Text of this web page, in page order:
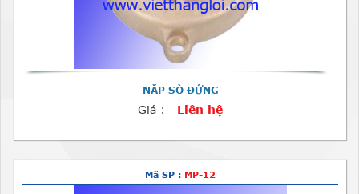
NẮP SÒ ĐỨNG
Giá : Liên hệ
Mã SP : MP-12